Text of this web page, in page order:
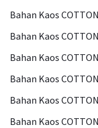
Bahan Kaos
Bahan Kaos
Bahan Kaos
Bahan Kaos
Bahan Kaos
Bahan Kaos